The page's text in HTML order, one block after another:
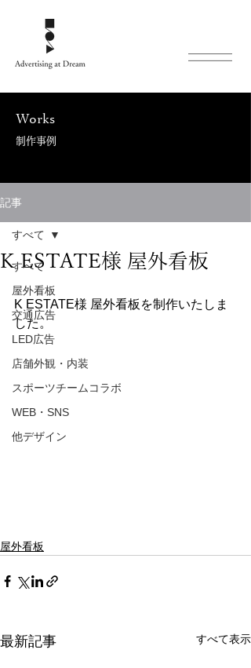
Works
制作事例
記事
すべて
屋外看板
交通広告
LED広告
店舗外観・内装
スポーツチームコラボ
WEB・SNS
他デザイン
すべて
K ESTATE様 屋外看板
K ESTATE様 屋外看板を制作いたしま
した。
屋外看板
最新記事 すべて表示